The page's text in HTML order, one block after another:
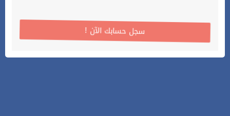
! سجل حسابك الآن